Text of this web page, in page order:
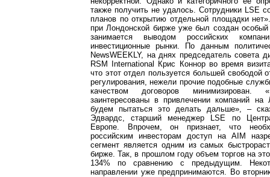
также получить не удалось. Сотрудники LSE
планов по открытию отдельной площадки
при Лондонской бирже уже был создан
занимается выводом российских
инвестиционные рынки. По данным
NewsWEEKLY, на днях председатель совета
RSM International Крис Коннор во время
что этот отдел пользуется большей свободой
регулирования, нежели прочие подобные
качеством договоров минимизирован.
заинтересованы в привлечении компаний
будем пытаться это делать дальше», –
Эдвардс, старший менеджер LSE по
Европе. Впрочем, он признает, что
российским инвесторам доступ на AIM
сегмент является одним из самых
бирже. Так, в прошлом году объем торгов на
134% по сравнению с предыдущим.
направлении уже предпринимаются. Во